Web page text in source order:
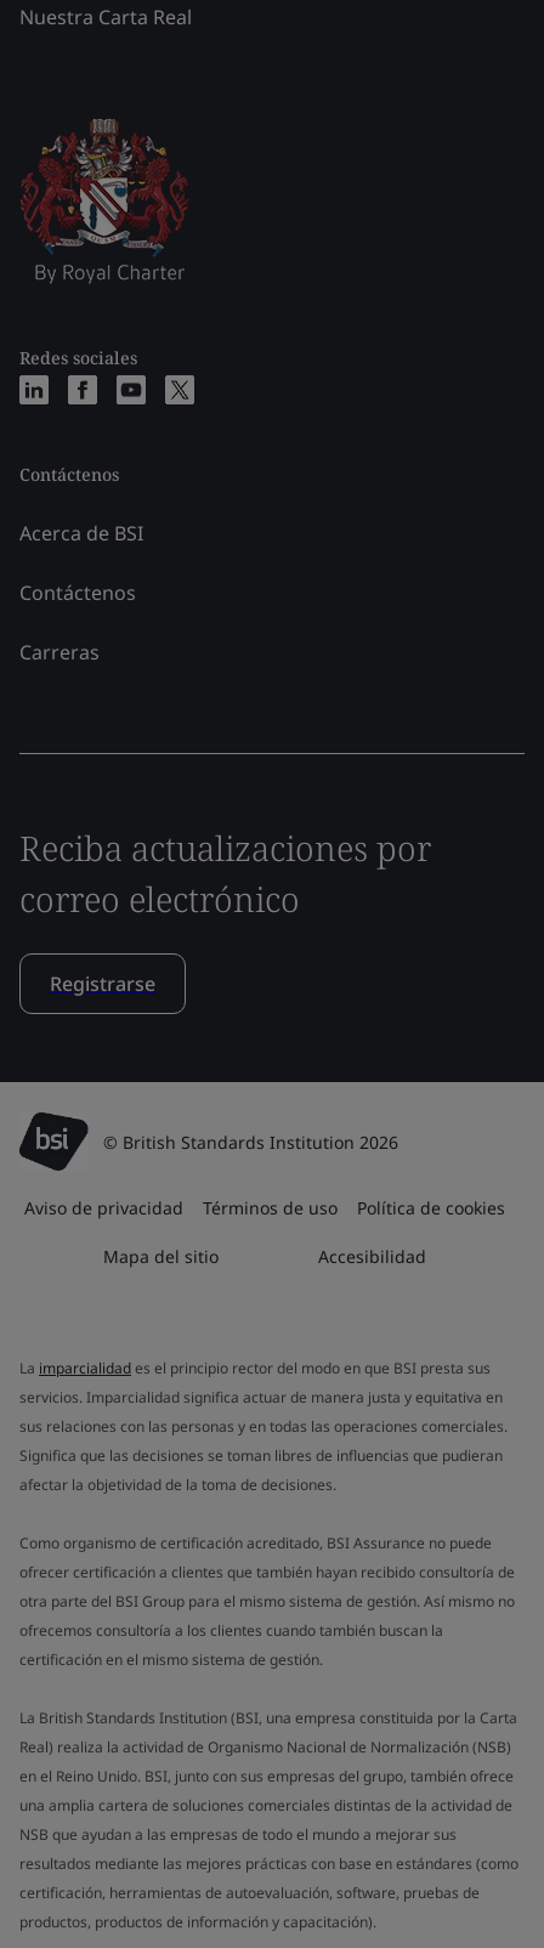
Nuestra Carta Real
Redes sociales
Contáctenos
Acerca de BSI
Contáctenos
Carreras
Reciba actualizaciones por
correo electrónico
Registrarse
© British Standards Institution 2026
Aviso de privacidad Términos de uso Política de cookies
Mapa del sitio Accesibilidad
La imparcialidades el principio rector del modo en que BSI presta sus
servicios. Imparcialidad significa actuar de manera justa y equitativa en
sus relaciones con las personas y en todas las operaciones comerciales.
Significa que las decisiones se toman libres de influencias que pudieran
afectar la objetividad de la toma de decisiones.
Como organismo de certificación acreditado, BSI Assurance no puede
ofrecer certificación a clientes que también hayan recibido consultoría de
otra parte del BSI Group para el mismo sistema de gestión. Así mismo no
ofrecemos consultoría a los clientes cuando también buscan la
certificación en el mismo sistema de gestión.
La British Standards Institution (BSI, una empresa constituida por la Carta
Real) realiza la actividad de Organismo Nacional de Normalización (NSB)
en el Reino Unido. BSI, junto con sus empresas del grupo, también ofrece
una amplia cartera de soluciones comerciales distintas de la actividad de
NSB que ayudan a las empresas de todo el mundo a mejorar sus
resultados mediante las mejores prácticas con base en estándares (como
certificación, herramientas de autoevaluación, software, pruebas de
productos, productos de información y capacitación).